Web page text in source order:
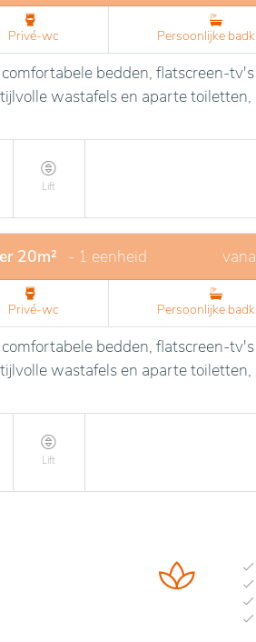
Privé-wc Persoonlijke
bedden, flatscreen-
wastafels en aparte
Lift
20m² - 1 eenheid
Privé-wc Persoonlijke
bedden, flatscreen-
wastafels en aparte
Lift